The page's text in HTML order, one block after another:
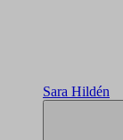
Sara Hildén